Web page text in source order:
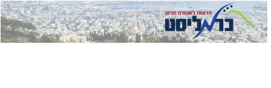
לחץ
כאן
לחץ
כדי